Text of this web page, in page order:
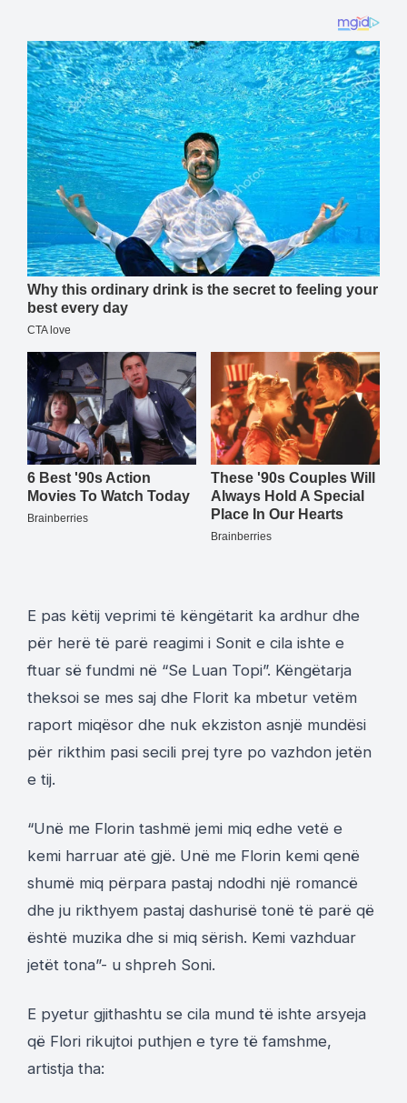
E pas këtij veprimi të këngëtarit ka ardhur dhe
për herë të parë reagimi i Sonit e cila ishte e
ftuar së fundmi në “Se Luan Topi”. Këngëtarja
theksoi se mes saj dhe Florit ka mbetur vetëm
raport miqësor dhe nuk ekziston asnjë mundësi
për rikthim pasi secili prej tyre po vazhdon jetën
e tij.
“Unë me Florin tashmë jemi miq edhe vetë e
kemi harruar atë gjë. Unë me Florin kemi qenë
shumë miq përpara pastaj ndodhi një romancë
dhe ju rikthyem pastaj dashurisë tonë të parë që
është muzika dhe si miq sërish. Kemi vazhduar
jetët tona”- u shpreh Soni.
E pyetur gjithashtu se cila mund të ishte arsyeja
që Flori rikujtoi puthjen e tyre të famshme,
artistja tha: